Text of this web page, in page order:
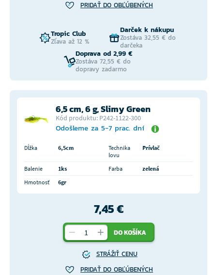
PRIDAŤ DO OBĽÚBENÝCH
Tropic Club
Zľava až 12 %
Darček k nákupu
Zostáva 32,55 € do
darčeka
Doprava od 2,99 €
Zostáva 72,55 € do
dopravy zadarmo
6,5 cm, 6 g, Slimy Green
Kód produktu: P242-1122-300
Odošleme za 5-7 prac. dní
Dĺžka 6,5cm
Technika
lovu
Prívlač
Balenie 1ks Farba
zelená
Hmotnosť
6gr
7,45 €
DO KOŠÍKA
STRÁŽIŤ CENU
PRIDAŤ DO OBĽÚBENÝCH